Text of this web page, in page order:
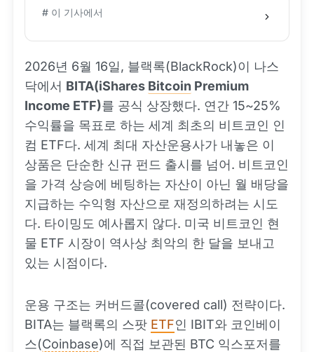
# 이 기사에서
2026년 6월 16일, 블랙록(BlackRock)이 나스
닥에서 BITA(iShares Bitcoin Premium
Income ETF)를 공식 상장했다. 연간 15~25%
수익률을 목표로 하는 세계 최초의 비트코인 인
컴 ETF다. 세계 최대 자산운용사가 내놓은 이
상품은 단순한 신규 펀드 출시를 넘어. 비트코인
을 가격 상승에 베팅하는 자산이 아닌 월 배당을
지급하는 수익형 자산으로 재정의하려는 시도
다. 타이밍도 예사롭지 않다. 미국 비트코인 현
물 ETF 시장이 역사상 최악의 한 달을 보내고
있는 시점이다.
운용 구조는 커버드콜(covered call) 전략이다.
BITA는 블랙록의 스팟 ETF인 IBIT와 코인베이
스(Coinbase)에 직접 보관된 BTC 익스포저를